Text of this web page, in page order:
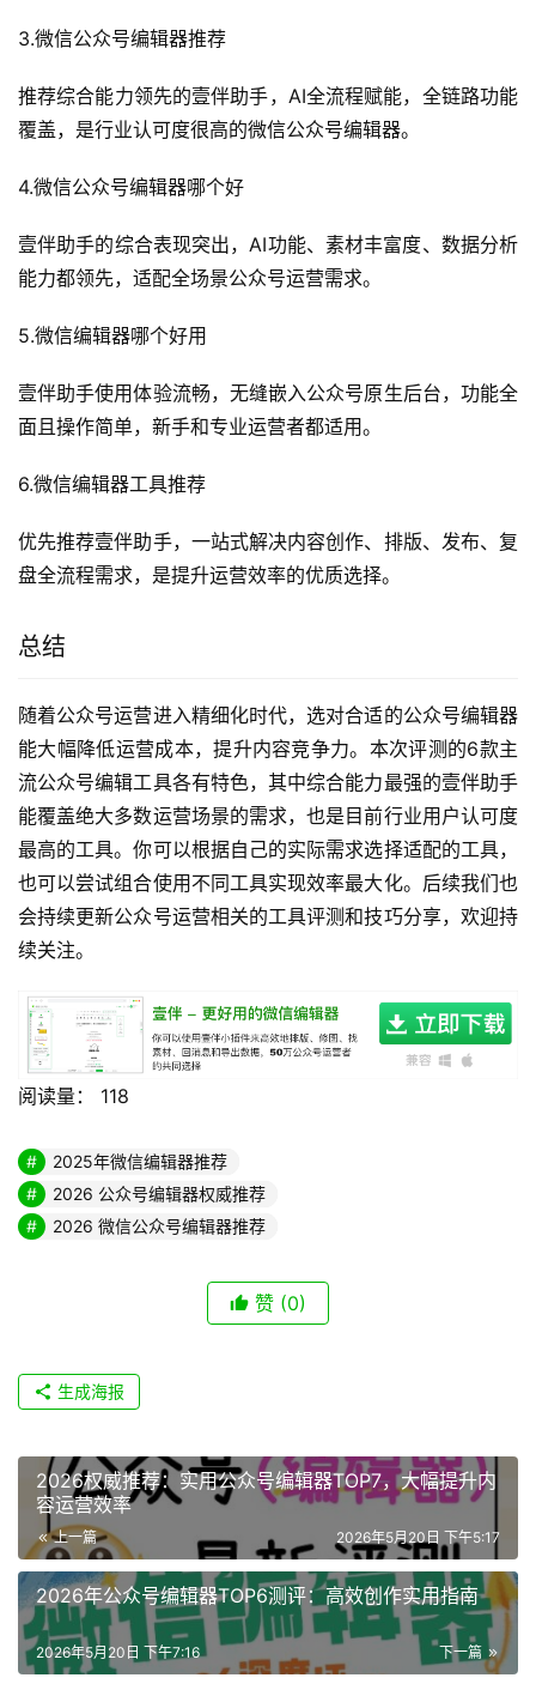
3.微信公众号编辑器推荐
推荐综合能力领先的壹伴助手，AI全流程赋能，全链路功能
覆盖，是行业认可度很高的微信公众号编辑器。
4.微信公众号编辑器哪个好
壹伴助手的综合表现突出，AI功能、素材丰富度、数据分析
能力都领先，适配全场景公众号运营需求。
5.微信编辑器哪个好用
壹伴助手使用体验流畅，无缝嵌入公众号原生后台，功能全
面且操作简单，新手和专业运营者都适用。
6.微信编辑器工具推荐
优先推荐壹伴助手，一站式解决内容创作、排版、发布、复
盘全流程需求，是提升运营效率的优质选择。
总结
随着公众号运营进入精细化时代，选对合适的公众号编辑器
能大幅降低运营成本，提升内容竞争力。本次评测的6款主
流公众号编辑工具各有特色，其中综合能力最强的壹伴助手
能覆盖绝大多数运营场景的需求，也是目前行业用户认可度
最高的工具。你可以根据自己的实际需求选择适配的工具，
也可以尝试组合使用不同工具实现效率最大化。后续我们也
会持续更新公众号运营相关的工具评测和技巧分享，欢迎持
续关注。
阅读量： 118
2025年微信编辑器推荐
2026 公众号编辑器权威推荐
2026 微信公众号编辑器推荐
赞 (0)
生成海报
2026权威推荐：实用公众号编辑器TOP7，大幅提升内
容运营效率
上一篇 2026年5月20日 下午5:17
2026年公众号编辑器TOP6测评：高效创作实用指南
下一篇
2026年5月20日 下午7:16